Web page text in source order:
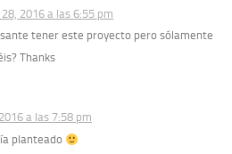
2016 a las 6:55 pm
tener este proyecto pero sólamente
Thanks
a las 7:58 pm
planteado